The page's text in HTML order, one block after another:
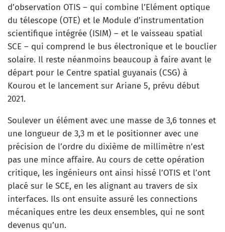
d’observation OTIS – qui combine l’Elément optique
du télescope (OTE) et le Module d’instrumentation
scientifique intégrée (ISIM) – et le vaisseau spatial
SCE – qui comprend le bus électronique et le bouclier
solaire. Il reste néanmoins beaucoup à faire avant le
départ pour le Centre spatial guyanais (CSG) à
Kourou et le lancement sur Ariane 5, prévu début
2021.
Soulever un élément avec une masse de 3,6 tonnes et
une longueur de 3,3 m et le positionner avec une
précision de l’ordre du dixième de millimètre n’est
pas une mince affaire. Au cours de cette opération
critique, les ingénieurs ont ainsi hissé l’OTIS et l’ont
placé sur le SCE, en les alignant au travers de six
interfaces. Ils ont ensuite assuré les connections
mécaniques entre les deux ensembles, qui ne sont
devenus qu’un.